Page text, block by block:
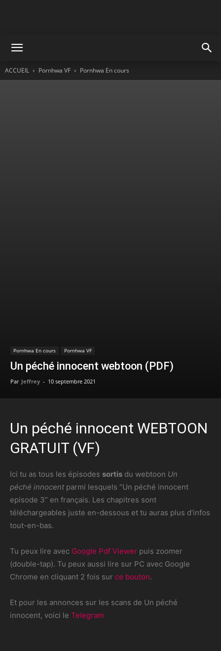
ACCUEIL Pornhwa VF Pornhwa En cours
Pornhwa En cours Pornhwa VF
Un péché innocent webtoon (PDF)
Par Jeffrey - 10 septembre 2021
Un péché innocent WEBTOON
GRATUIT (VF)
Ici tu as tous les épisodes sortis du webtoon Un
péché innocent parmi lesquels “Un péché innocent
episode 3” en français. Les chapitres sont
téléchargeables juste en-dessous et tu auras plus d’infos
tout-en-bas.
Tu peux lire avec Google Pdf Viewer puis zoomer
(double-tap). Tu peux aussi lire sur PC avec Google
Chrome en cliquant 2 fois sur ce bouton.
Et pour les annonces sur les scans de Un péché
innocent, voici le Telegram